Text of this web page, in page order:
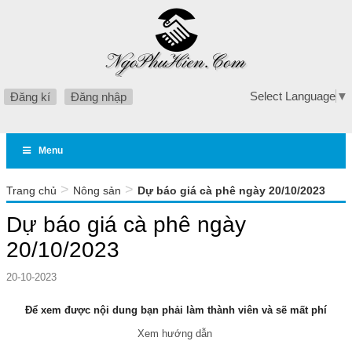
Đăng kí Đăng nhập Select Language ▼
Menu
Trang chủ > Nông sản > Dự báo giá cà phê ngày 20/10/2023
Dự báo giá cà phê ngày
20/10/2023
20-10-2023
Để xem được nội dung bạn phải làm thành viên và sẽ mất phí
Xem hướng dẫn